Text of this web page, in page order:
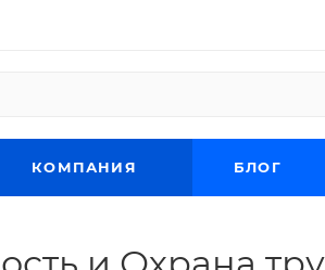
КОМПАНИЯ БЛОГ